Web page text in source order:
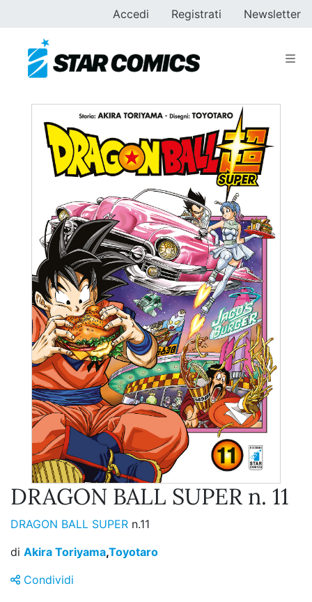
Accedi Registrati Newsletter
DRAGON BALL SUPER n. 11
DRAGON BALL SUPER n.11
di Akira Toriyama,Toyotaro
Condividi